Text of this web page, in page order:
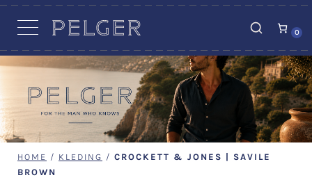
0
HOME / KLEDING / CROCKETT & JONES | SAVILE
BROWN